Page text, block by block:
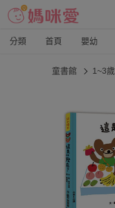
分類 首頁 嬰幼
童書館 1~3